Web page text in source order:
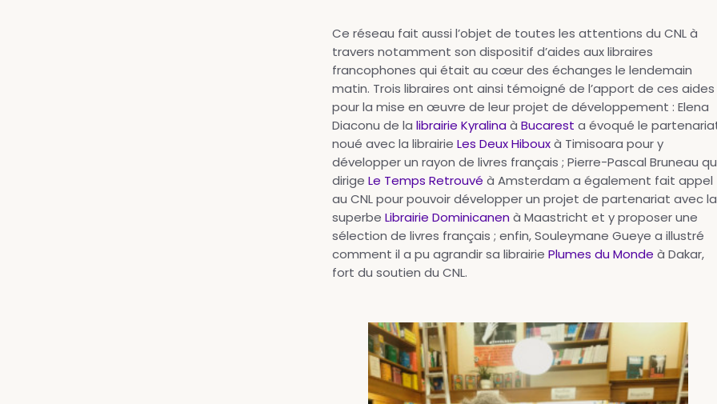
Ce réseau fait aussi l’objet de toutes les attentions du CNL à
travers notamment son dispositif d’aides aux libraires
francophones qui était au cœur des échanges le lendemain
matin. Trois libraires ont ainsi témoigné de l’apport de ces aides
pour la mise en œuvre de leur projet de développement : Elena
Diaconu de la librairie Kyralinaà Bucarest a évoqué le
noué avec la librairie Les Deux Hibouxà Timisoara pour y
développer un rayon de livres français ; Pierre-Pascal Bruneau
dirige Le Temps Retrouvé à Amsterdam a également fait appel
au CNL pour pouvoir développer un projet de partenariat avec la
superbe Librairie Dominicanenà Maastricht et y proposer une
sélection de livres français ; enfin, Souleymane Gueye a illustré
comment il a pu agrandir sa librairie Plumes du Monde à Dakar,
fort du soutien du CNL.